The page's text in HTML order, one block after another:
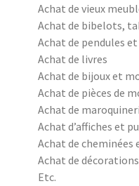
Achat de vieux
Achat de bibelots,
Achat de pendules
Achat de livres
Achat de bijoux et
Achat de pièces de
Achat de
Achat d’affiches et
Achat de cheminées
Achat de
Etc.